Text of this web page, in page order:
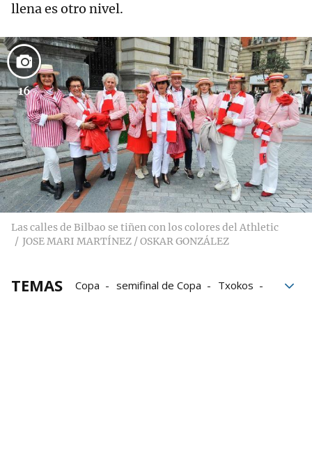
llena es otro nivel.
16
Las calles de Bilbao se tiñen con los colores del Athletic
JOSE MARI MARTÍNEZ / OSKAR GONZÁLEZ
TEMAS Copa semifinal de Copa
Txokos